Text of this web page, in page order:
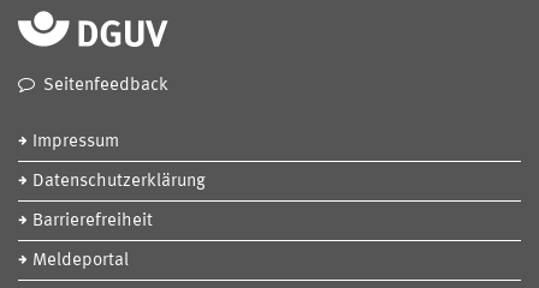
Seitenfeedback
Impressum
Datenschutzerklärung
Barrierefreiheit
Meldeportal